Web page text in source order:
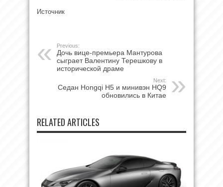
Источник
Previous:
Дочь вице-премьера Мантурова
сыграет Валентину Терешкову в
исторической драме
Next:
Седан Hongqi H5 и минивэн HQ9
обновились в Китае
RELATED ARTICLES